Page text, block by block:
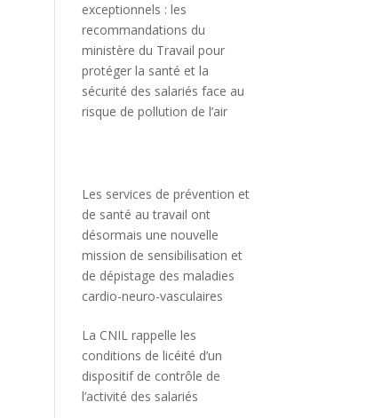
exceptionnels : les
recommandations du
ministère du Travail pour
protéger la santé et la
sécurité des salariés face au
risque de pollution de l’air
Les services de prévention et
de santé au travail ont
désormais une nouvelle
mission de sensibilisation et
de dépistage des maladies
cardio-neuro-vasculaires
La CNIL rappelle les
conditions de licéité d’un
dispositif de contrôle de
l’activité des salariés